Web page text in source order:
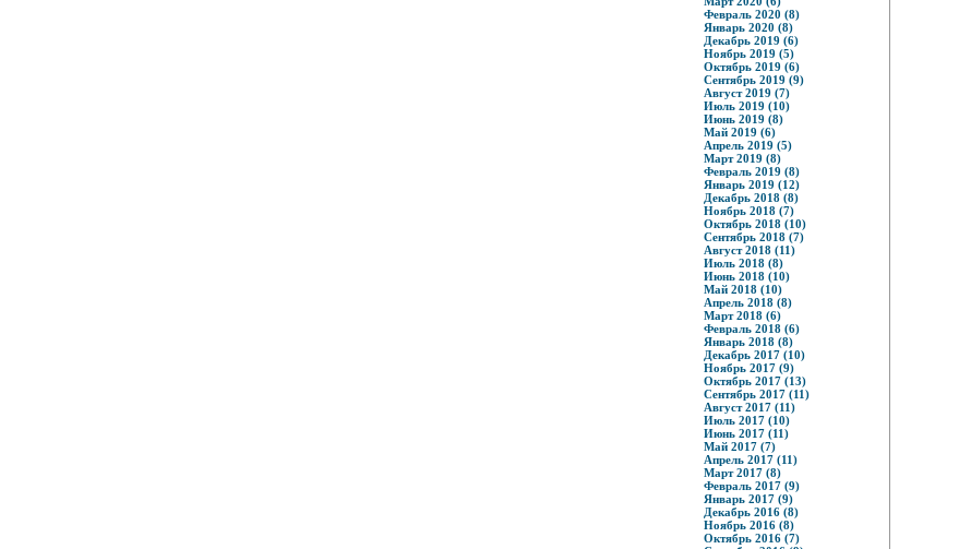
Февраль 2020 (8)
Январь 2020 (8)
Декабрь 2019 (6)
Ноябрь 2019 (5)
Октябрь 2019 (6)
Сентябрь 2019 (9)
Август 2019 (7)
Июль 2019 (10)
Июнь 2019 (8)
Май 2019 (6)
Апрель 2019 (5)
Март 2019 (8)
Февраль 2019 (8)
Январь 2019 (12)
Декабрь 2018 (8)
Ноябрь 2018 (7)
Октябрь 2018 (10)
Сентябрь 2018 (7)
Август 2018 (11)
Июль 2018 (8)
Июнь 2018 (10)
Май 2018 (10)
Апрель 2018 (8)
Март 2018 (6)
Февраль 2018 (6)
Январь 2018 (8)
Декабрь 2017 (10)
Ноябрь 2017 (9)
Октябрь 2017 (13)
Сентябрь 2017 (11)
Август 2017 (11)
Июль 2017 (10)
Июнь 2017 (11)
Май 2017 (7)
Апрель 2017 (11)
Март 2017 (8)
Февраль 2017 (9)
Январь 2017 (9)
Декабрь 2016 (8)
Ноябрь 2016 (8)
Октябрь 2016 (7)